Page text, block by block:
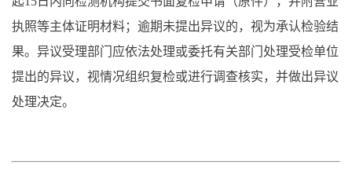
执照等主体证明材料；逾期未提出异议的，视为承认检验结
果。异议受理部门应依法处理或委托有关部门处理受检单位
提出的异议，视情况组织复检或进行调查核实，并做出异议
处理决定。